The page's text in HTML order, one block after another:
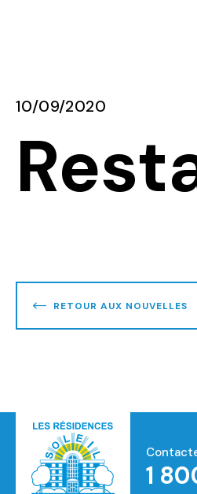
10/09/2020
RETOUR AUX NOUVELLES
Accueil 1